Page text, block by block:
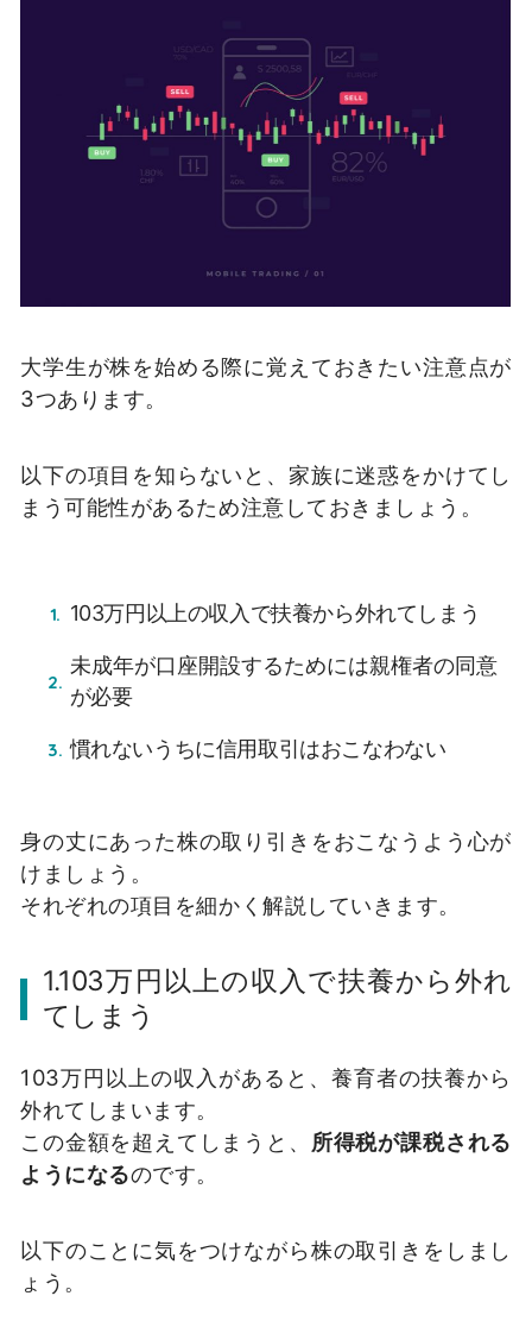
大学生が株を始める際に覚えておきたい注意点が
3つあります。
以下の項目を知らないと、家族に迷惑をかけてし
まう可能性があるため注意しておきましょう。
103万円以上の収入で扶養から外れてしまう
未成年が口座開設するためには親権者の同意
が必要
慣れないうちに信用取引はおこなわない
身の丈にあった株の取り引きをおこなうよう心が
けましょう。
それぞれの項目を細かく解説していきます。
1.103万円以上の収入で扶養から外れ
てしまう
103万円以上の収入があると、養育者の扶養から
外れてしまいます。
この金額を超えてしまうと、
所得税が課税される
ようになるのです。
以下のことに気をつけながら株の取引きをしまし
ょう。